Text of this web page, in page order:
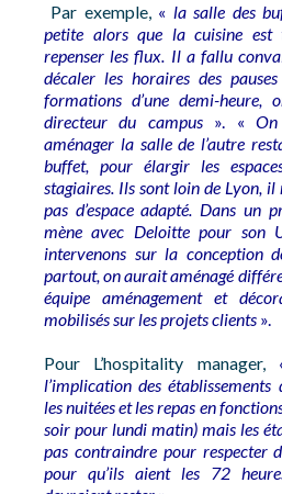
Par exemple, « la salle des
petite alors que la cuisine
repenser les flux. Il a fallu
décaler les horaires des
formations d’une demi-heure,
directeur du campus». «
aménager la salle de l’autre
buffet, pour élargir les
stagiaires. Ils sont loin de Lyon, il
pas d’espace adapté. Dans un
mène avec Deloitte pour son
intervenons sur la conception
partout, on aurait aménagé
équipe aménagement et
mobilisés sur les projets clients ».
Pour L’hospitality manager,
l’implication des établissements
les nuitées et les repas en
soir pour lundi matin) mais les
pas contraindre pour respecter
pour qu’ils aient les 72